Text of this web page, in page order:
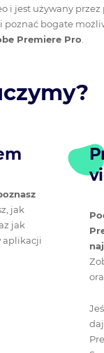
jest używany przez
i poznać bogate
Premiere Pro
jak
jak
aplikacji